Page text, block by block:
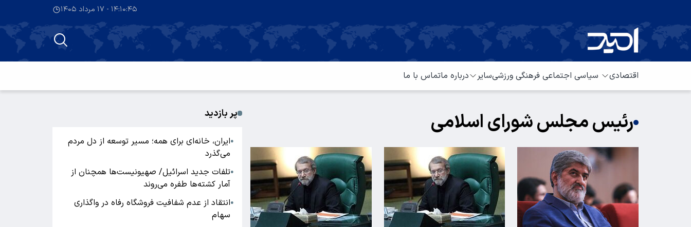
۱۴:۱۰:۴۵ - ۱۷ مرداد ۱۴۰۵
اقتصادی سیاسی اجتماعی فرهنگی ورزشیسایر درباره ماتماس با ما
رئیس مجلس شورای اسلامی پر بازدید
●ایران، خانه‌ای برای همه؛ مسیر توسعه از دل مردم
می‌گذرد
●تلفات جدید اسرائیل/ صهیونیست‌ها همچنان از
آمار کشته‌ها طفره می‌روند
●انتقاد از عدم شفافیت فروشگاه رفاه در واگذاری
سهام